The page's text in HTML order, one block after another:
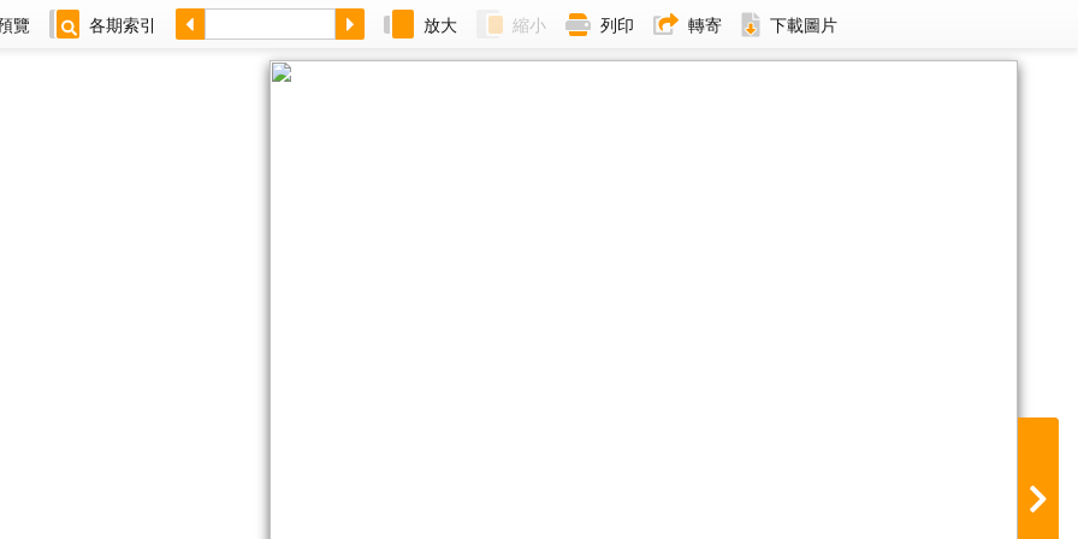
覽 各期索引 放大 縮小 列印 轉寄 下載圖片